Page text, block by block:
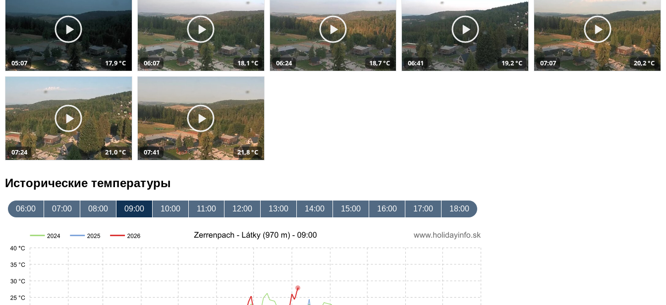
05:07 17,9 °C 06:07 18,1 °C 06:24 18,7 °C 06:41 19,2 °C 07:07 20,2 °C
07:24 21,0 °C 07:41 21,8 °C
Исторические температуры
06:00 07:00 08:00 09:00 10:00 11:00 12:00 13:00 14:00 15:00 16:00 17:00 18:00